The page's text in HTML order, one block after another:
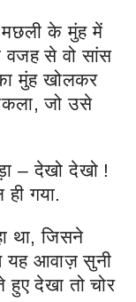
के मुंह में
वजह से वो सांस
मुंह खोलकर
जो उसे
– देखो देखो !
गया.
था, जिसने
यह आवाज़ सुनी
देखा तो चोर